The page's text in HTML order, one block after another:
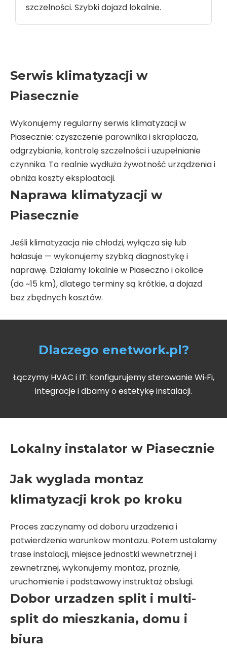
szczelności. Szybki dojazd lokalnie.
Serwis klimatyzacji w
Piasecznie
Wykonujemy regularny serwis klimatyzacji w
Piasecznie: czyszczenie parownika i skraplacza,
odgrzybianie, kontrolę szczelności i uzupełnianie
czynnika. To realnie wydłuża żywotność urządzenia i
obniża koszty eksploatacji.
Naprawa klimatyzacji w
Piasecznie
Jeśli klimatyzacja nie chłodzi, wyłącza się lub
hałasuje — wykonujemy szybką diagnostykę i
naprawę. Działamy lokalnie w Piaseczno i okolice
(do ~15 km), dlatego terminy są krótkie, a dojazd
bez zbędnych kosztów.
Dlaczego enetwork.pl?
Łączymy HVAC i IT: konfigurujemy sterowanie Wi‑Fi,
integracje i dbamy o estetykę instalacji.
Lokalny instalator w Piasecznie
Jak wyglada montaz
klimatyzacji krok po kroku
Proces zaczynamy od doboru urzadzenia i
potwierdzenia warunkow montazu. Potem ustalamy
trase instalacji, miejsce jednostki wewnetrznej i
zewnetrznej, wykonujemy montaz, proznie,
uruchomienie i podstawowy instruktaż obslugi.
Dobor urzadzen split i multi-
split do mieszkania, domu i
biura